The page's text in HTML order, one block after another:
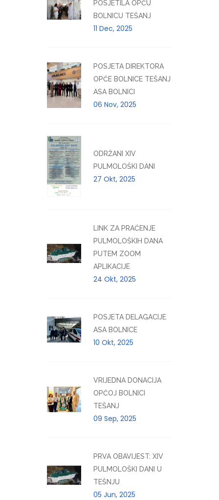
POSJETILA OPĆU
BOLNICU TEŠANJ
11 Dec, 2025
POSJETA DIREKTORA
OPĆE BOLNICE TEŠANJ
ASA BOLNICI
06 Nov, 2025
ODRŽANI XIV
PULMOLOŠKI DANI
27 Okt, 2025
LINK ZA PRAĆENJE
PULMOLOŠKIH DANA
PUTEM ZOOM
APLIKACIJE
24 Okt, 2025
POSJETA DELAGACIJE
ASA BOLNICE
10 Okt, 2025
VRIJEDNA DONACIJA
OPĆOJ BOLNICI
TEŠANJ
09 Sep, 2025
PRVA OBAVIJEST: XIV
PULMOLOŠKI DANI U
TEŠNJU
05 Jun, 2025